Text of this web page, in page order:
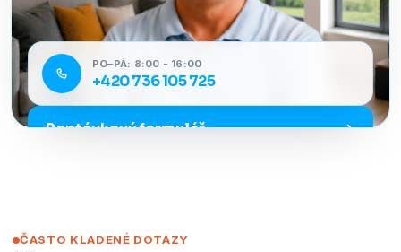
PO–PÁ: 8:00 - 16:00
+420 736 105 725
Poptávkový formulář
ČASTO KLADENÉ DOTAZY